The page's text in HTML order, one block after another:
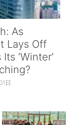
As
Lays Off
‘Winter’
日